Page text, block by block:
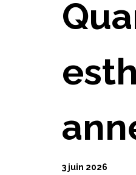
3 juin 2026